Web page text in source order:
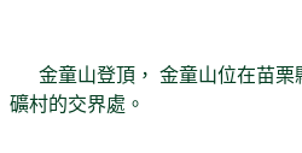
金童山登頂， 金童山位在苗栗
礦村的交界處。